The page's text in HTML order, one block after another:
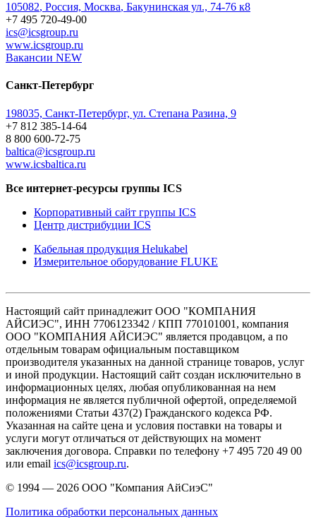
105082, Россия, Москва, Бакунинская ул., 74-76 к8
+7 495 720-49-00
ics@icsgroup.ru
www.icsgroup.ru
Вакансии NEW
Санкт-Петербург
198035, Санкт-Петербург, ул. Степана Разина, 9
+7 812 385-14-64
8 800 600-72-75
baltica@icsgroup.ru
www.icsbaltica.ru
Все интернет-ресурсы группы ICS
Корпоративный сайт группы ICS
Центр дистрибуции ICS
Кабельная продукция Helukabel
Измерительное оборудование FLUKE
Настоящий сайт принадлежит ООО "КОМПАНИЯ
АЙСИЭС", ИНН 7706123342 / КПП 770101001, компания
ООО "КОМПАНИЯ АЙСИЭС" является продавцом, а по
отдельным товарам официальным поставщиком
производителя указанных на данной странице товаров, услуг
и иной продукции. Настоящий сайт создан исключительно в
информационных целях, любая опубликованная на нем
информация не является публичной офертой, определяемой
положениями Статьи 437(2) Гражданского кодекса РФ.
Указанная на сайте цена и условия поставки на товары и
услуги могут отличаться от действующих на момент
заключения договора. Справки по телефону +7 495 720 49 00
или email ics@icsgroup.ru.
© 1994 — 2026 ООО "Компания АйСиэС"
Политика обработки персональных данных